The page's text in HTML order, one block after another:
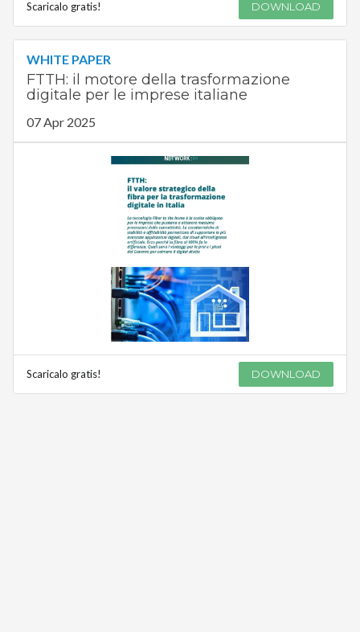
Scaricalo gratis! DOWNLOAD
WHITE PAPER
FTTH: il motore della trasformazione
digitale per le imprese italiane
07 Apr 2025
Scaricalo gratis! DOWNLOAD